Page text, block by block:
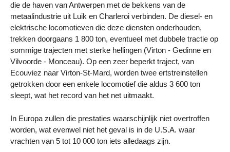
die de haven van Antwerpen met de bekkens van de
metaalindustrie uit Luik en Charleroi verbinden. De diesel- en
elektrische locomotieven die deze diensten onderhouden,
trekken doorgaans 1 800 ton, eventueel met dubbele tractie op
sommige trajecten met sterke hellingen (Virton - Gedinne en
Vilvoorde - Monceau). Op een zeer beperkt traject, van
Ecouviez naar Virton-St-Mard, worden twee ertstreinstellen
getrokken door een enkele locomotief die aldus 3 600 ton
sleept, wat het record van het net uitmaakt.
In Europa zullen die prestaties waarschijnlijk niet overtroffen
worden, wat evenwel niet het geval is in de U.S.A. waar
vrachten van 5 tot 10 000 ton iets alledaags zijn.